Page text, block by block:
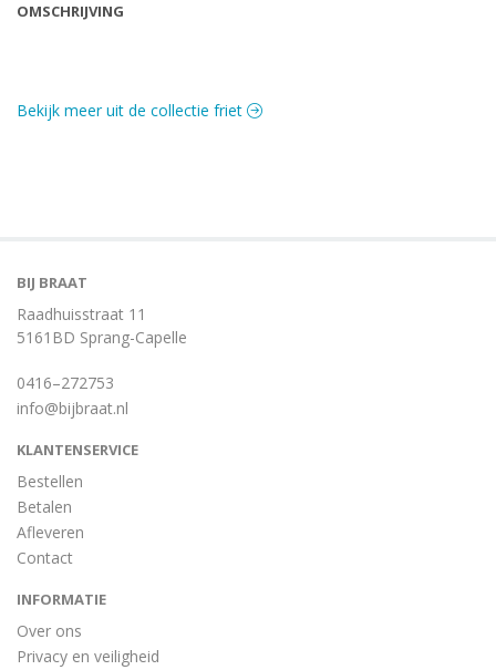
OMSCHRIJVING
Bekijk meer uit de collectie friet
BIJ BRAAT
Raadhuisstraat 11
5161BD Sprang-Capelle
0416–272753
info@bijbraat.nl
KLANTENSERVICE
Bestellen
Betalen
Afleveren
Contact
INFORMATIE
Over ons
Privacy en veiligheid